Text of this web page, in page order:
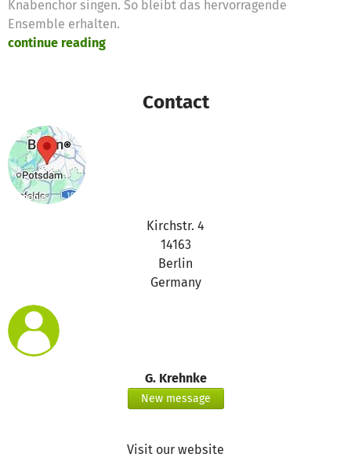
Knabenchor singen. So bleibt das hervorragende
Ensemble erhalten.
continue reading
Contact
Kirchstr. 4
14163
Berlin
Germany
G. Krehnke
New message
Visit our website